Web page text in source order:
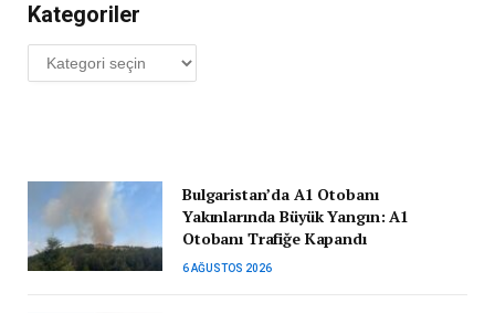
Kategoriler
Kategoriler
Bulgaristan’da A1 Otobanı
Yakınlarında Büyük Yangın: A1
Otobanı Trafiğe Kapandı
6 AĞUSTOS 2026